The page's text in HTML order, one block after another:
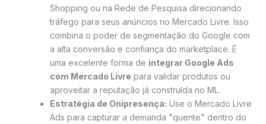
Shopping ou na Rede de Pesquisa direcionando
tráfego para seus anúncios no Mercado Livre. Isso
combina o poder de segmentação do Google com
a alta conversão e confiança do marketplace. É
uma excelente forma de integrar Google Ads
com Mercado Livre para validar produtos ou
aproveitar a reputação já construída no ML.
Estratégia de Onipresença: Use o Mercado Livre
Ads para capturar a demanda "quente" dentro do